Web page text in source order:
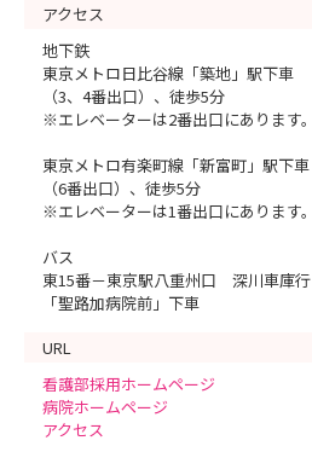
アクセス
地下鉄
東京メトロ日比谷線「築地」駅下車
（3、4番出口）、徒歩5分
※エレベーターは2番出口にあります。
東京メトロ有楽町線「新富町」駅下車
（6番出口）、徒歩5分
※エレベーターは1番出口にあります。
バス
東15番－東京駅八重州口 深川車庫行
「聖路加病院前」下車
URL
看護部採用ホームページ
病院ホームページ
アクセス